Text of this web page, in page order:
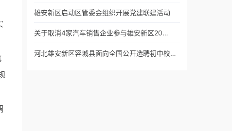
雄安新区启动区管委会组织开展党建联建活动
关于取消4家汽车销售企业参与雄安新区20…
河北雄安新区容城县面向全国公开选聘初中校…